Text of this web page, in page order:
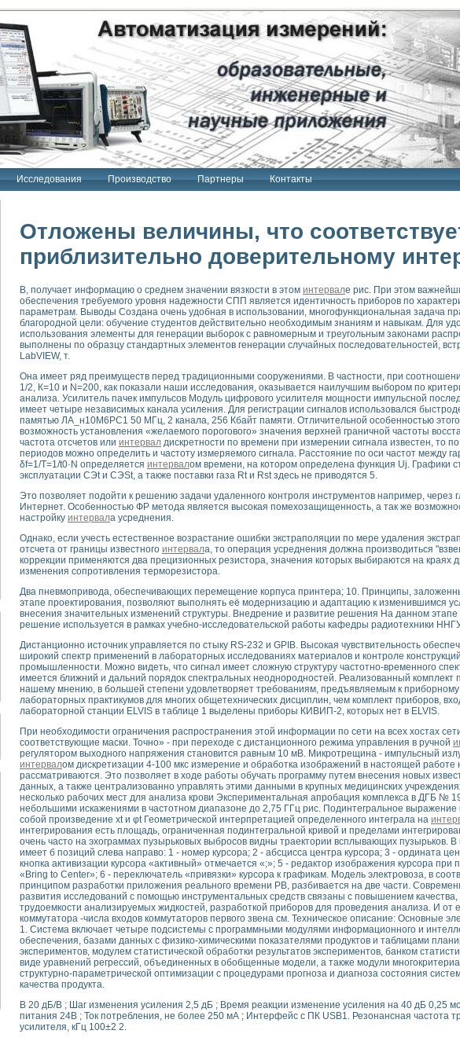
Исследования Производство Партнеры Контакты
Интроскан
система
USB"
терапии серии СКАН
тензометрия и т.п.)
измерения параметров дизельных двигателей типа В-46
тяговых электродвигателей электровоза на базе устройств National Instruments
инструментов
элементной базы машин
module для моделирования электромагнитных процессов с целью отладки систем управления
скорости подвижного состава для тренажера машиниста состава
Nl SCXI для ультразвуковых контрольно-измерительных систем
сварных швов металлоконструкций
системы для лабораторных испытаний материалов методом акустической эмиссии
комплекс аппаратуры для определения тепловых и электрических характеристик и параметров
процессов ДВС в динамических режимах
систем передачи данных
для исследования АЧХ и ФЧХ активных фильтров
операционных усилителей с применением аппаратно-программных средств NATIONAL
на основе цифровой обработки выборок мгновенных значений
выравнивания электрических каналов
компенсации эхо-сигналов
математического моделирования сверхширокополосного стробоскопического осциллографа и
измерителя ВАХ фотоэлементов на базе виртуальных средств измерений
генератора сигналов - имитатора джиттера и измерителя параметров джиттера
исследование линейных антенн и антенных решеток в учебной лаборатории средствами
модуля с высоким разрешением для создания SPICE- модели импульсного сигнала
радиолокационного сигнала и его FFT анализ в программной среде Lab VIEW 7.1
уравнений состояния для исследования переходных процессов в среде LabVIEW
для устройства сбора данных NI USB-6009
стенда для измерения относительного остаточного электросопротивления (RRR)
построения картины возбуждения комбинационных колебаний в пространстве Ван Дер Поля
показателей качества электрической энергии
источником питания PSP 2010 фирмы GW INSTEK
амперных характеристик солнечных модулей на базе USB-6008
, фемто-, биотехнологии и мехатроника
по измерению временных характеристик реверсивных сред
комплекс на базе LabVIEW для исследования наноструктур
и оптимизации тепловой обработки биопродуктов с применением современных информационных
функциональных возможностей алгоритма полигармонической экстраполяции
экономичного виртуального полярографа на основе платы USB 6008 в среде LabVIEW
диагностики крови
дисперсных продуктов при обработке возмущениями давления
Отложены величины, что
приблизительно доверительному
В, получает информацию о среднем значении вязкости в этом интервале рис. При этом
обеспечения требуемого уровня надежности СПП является идентичность приборов по
параметрам. Выводы Создана очень удобная в использовании, многофункциональная задача
благородной цели: обучение студентов действительно необходимым знаниям и навыкам. Для
использования элементы для генерации выборок с равномерным и треугольным законами
выполнены по образцу стандартных элементов генерации случайных последовательностей,
LabVIEW, т.
Она имеет ряд преимуществ перед традиционными сооружениями. В частности, при
1/2, К=10 и N=200, как показали наши исследования, оказывается наилучшим выбором по
анализа. Усилитель пачек импульсов Модуль цифрового усилителя мощности импульсной
имеет четыре независимых канала усиления. Для регистрации сигналов использовался
памятью ЛА_н10М6РС1 50 МГц, 2 канала, 256 Кбайт памяти. Отличительной особенностью
возможность установления «желаемого порогового» значения верхней граничной частоты
частота отсчетов или интервал дискретности по времени при измерении сигнала известен, то по
периодов можно определить и частоту измеряемого сигнала. Расстояние по оси частот между
δf=1/T=1/t0·N определяется интервалом времени, на котором определена функция Uj. Графики
эксплуатации CЭt и CЭSt, a также поставки газа Rt и Rst здесь не приводятся 5.
Это позволяет подойти к решению задачи удаленного контроля инструментов например, через
Интернет. Особенностью ФР метода является высокая помехозащищенность, а так же
настройку интервала усреднения.
Однако, если учесть естественное возрастание ошибки экстраполяции по мере удаления
отсчета от границы известного интервала, то операция усреднения должна производиться
коррекции применяются два прецизионных резистора, значения которых выбираются на краях
изменения сопротивления терморезистора.
Два пневмопривода, обеспечивающих перемещение корпуса принтера; 10. Принципы,
этапе проектирования, позволяют выполнять её модернизацию и адаптацию к изменившимся
внесения значительных изменений структуры. Внедрение и развитие решения На данном
решение используется в рамках учебно-исследовательской работы кафедры радиотехники
Дистанционно источник управляется по стыку RS-232 и GPIB. Высокая чувствительность
широкий спектр применений в лабораторных исследованиях материалов и контроле
промышленности. Можно видеть, что сигнал имеет сложную структуру частотно-временного
имеется ближний и дальний порядок спектральных неоднородностей. Реализованный комплект
нашему мнению, в большей степени удовлетворяет требованиям, предъявляемым к
лабораторных практикумов для многих общетехнических дисциплин, чем комплект приборов,
лабораторной станции ELVIS в таблице 1 выделены приборы КИВИП-2, которых нет в ELVIS.
При необходимости ограничения распространения этой информации по сети на всех хостах
соответствующие маски. Точно» - при переходе с дистанционного режима управления в ручной
регулятором выходного напряжения становится равным 10 мВ. Микротрещина - импульсный
интервалом дискретизации 4-100 мкс измерение и обработка изображений в настоящей работе
рассматриваются. Это позволяет в ходе работы обучать программу путем внесения новых
данных, а также централизованно управлять этими данными в крупных медицинских
несколько рабочих мест для анализа крови Экспериментальная апробация комплекса в ДГБ №
небольшими искажениями в частотном диапазоне до 2,75 ГГц рис. Подинтегральное выражение
собой произведение xt и φt Геометрической интерпретацией определенного интеграла на
интегрирования есть площадь, ограниченная подинтегральной кривой и пределами
очень часто на эхограммах пузырьковых выбросов видны траектории всплывающих пузырьков. В
имеет б позиций слева направо: 1 - номер курсора; 2 - абсцисса центра курсора; 3 - ордината
кнопка активизации курсора «активный» отмечается «;»; 5 - редактор изображения курсора при
«Bring to Center»; 6 - переключатель «привязки» курсора к графикам. Модель электровоза, в
принципом разработки приложения реального времени РВ, разбивается на две части.
развития исследований с помощью инструментальных средств связаны с повышением
трудоемкости анализируемых жидкостей, разработкой приборов для проведения анализа. И от
коммутатора -числа входов коммутаторов первого звена см. Техническое описание: Основные
1. Система включает четыре подсистемы с программными модулями информационного и
обеспечения, базами данных с физико-химическими показателями продуктов и таблицами
экспериментов, модулем статистической обработки результатов экспериментов, банком
виде уравнений регрессий, объединенных в обобщенные модели, а также модули
структурно-параметрической оптимизации с процедурами прогноза и диагноза состояния
качества продукта.
B 20 дБ/В ; Шаг изменения усиления 2,5 дБ ; Время реакции изменение усиления на 40 дБ 0,25
питания 24В ; Ток потребления, не более 250 мА ; Интерфейс с ПК USB1. Резонансная частота
усилителя, кГц 100±2 2.